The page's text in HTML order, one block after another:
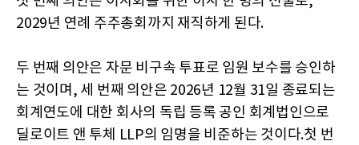
2029년 연례 주주총회까지 재직하게 된다.
두 번째 의안은 자문 비구속 투표로 임원 보수를 승인하
는 것이며, 세 번째 의안은 2026년 12월 31일 종료되는
회계연도에 대한 회사의 독립 등록 공인 회계법인으로
딜로이트 앤 투체 LLP의 임명을 비준하는 것이다.첫 번